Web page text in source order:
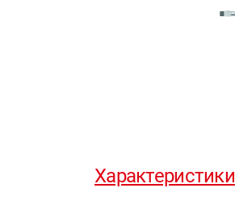
Характеристики